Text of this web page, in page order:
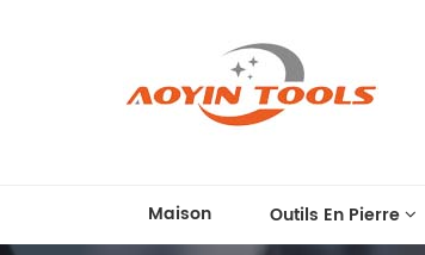
Maison Outils En Pierre